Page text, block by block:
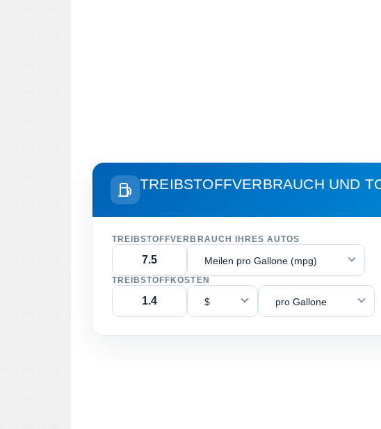
TREIBSTOFFVERBRAUCH UND
TREIBSTOFFVERBRAUCH IHRES AUTOS
Meilen pro Gallone (mpg)
TREIBSTOFFKOSTEN
$ pro Gallone